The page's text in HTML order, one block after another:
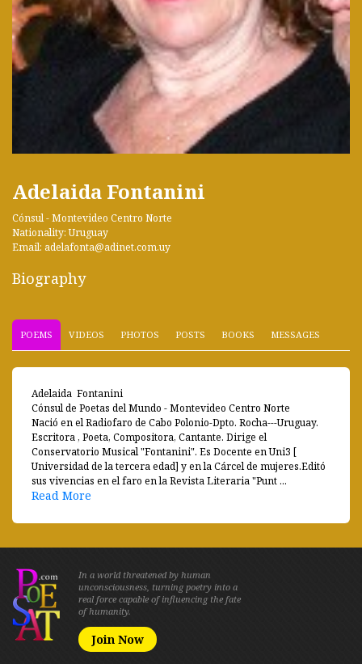
Adelaida Fontanini
Cónsul - Montevideo Centro Norte
Nationality: Uruguay
Email: adelafonta@adinet.com.uy
Biography
POEMS VIDEOS PHOTOS POSTS BOOKS MESSAGES
Adelaida Fontanini
Cónsul de Poetas del Mundo - Montevideo Centro Norte
Nació en el Radiofaro de Cabo Polonio-Dpto. Rocha---Uruguay.
Escritora , Poeta, Compositora, Cantante. Dirige el
Conservatorio Musical "Fontanini". Es Docente en Uni3 [
Universidad de la tercera edad] y en la Cárcel de mujeres.Editó
sus vivencias en el faro en la Revista Literaria "Punt ...
Read More
In a world threatened by human
unconsciousness, turning poetry into a
real force capable of influencing the fate
of humanity.
Join Now